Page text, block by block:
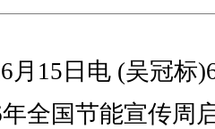
15日电 (吴冠标
全国节能宣传周